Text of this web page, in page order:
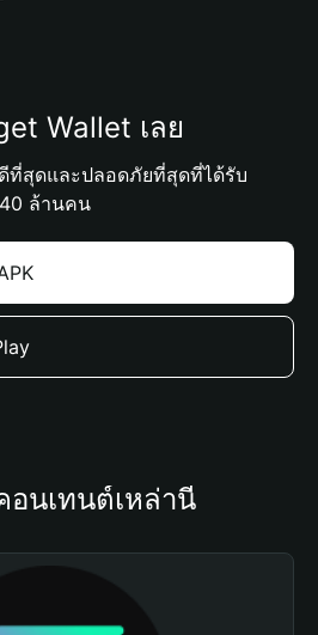
Wallet เลย
ที่สุดและปลอดภัยที่สุดที่ได้รับ
40 ล้านคน
นเทนต์เหล่านี้